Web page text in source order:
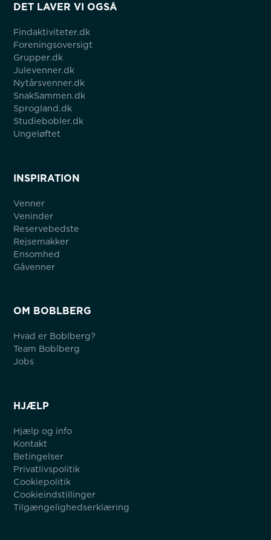
DET LAVER VI OGSÅ
Findaktiviteter.dk
Foreningsoversigt
Grupper.dk
Julevenner.dk
Nytårsvenner.dk
SnakSammen.dk
Sprogland.dk
Studiebobler.dk
Ungeløftet
INSPIRATION
Venner
Veninder
Reservebedste
Rejsemakker
Ensomhed
Gåvenner
OM BOBLBERG
Hvad er Boblberg?
Team Boblberg
Jobs
HJÆLP
Hjælp og info
Kontakt
Betingelser
Privatlivspolitik
Cookiepolitik
Cookieindstillinger
Tilgængelighedserklæring